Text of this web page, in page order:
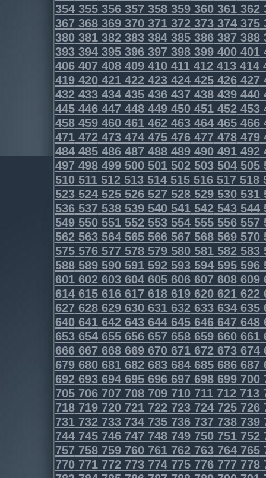
354355356357358359360361362
367368369370371372373374375
380381382383384385386387388
393394395396397398399400401
406407408409410411412413414
419420421422423424425426427
432433434435436437438439440
445446447448449450451452453
458459460461462463464465466
471472473474475476477478479
484485486487488489490491492
497498499500501502503504505
510511512513514515516517518
523524525526527528529530531
536537538539540541542543544
549550551552553554555556557
562563564565566567568569570
575576577578579580581582583
588589590591592593594595596
601602603604605606607608609
614615616617618619620621622
627628629630631632633634635
640641642643644645646647648
653654655656657658659660661
666667668669670671672673674
679680681682683684685686687
692693694695696697698699700
705706707708709710711712713
718719720721722723724725726
731732733734735736737738739
744745746747748749750751752
757758759760761762763764765
770771772773774775776777778